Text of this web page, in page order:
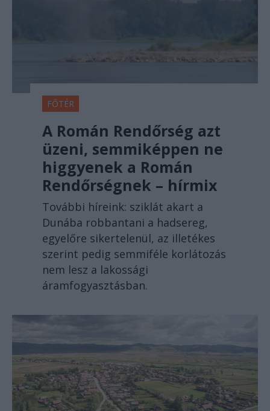
FŐTÉR
A Román Rendőrség azt
üzeni, semmiképpen ne
higgyenek a Román
Rendőrségnek – hírmix
További híreink: sziklát akart a
Dunába robbantani a hadsereg,
egyelőre sikertelenül, az illetékes
szerint pedig semmiféle korlátozás
nem lesz a lakossági
áramfogyasztásban.